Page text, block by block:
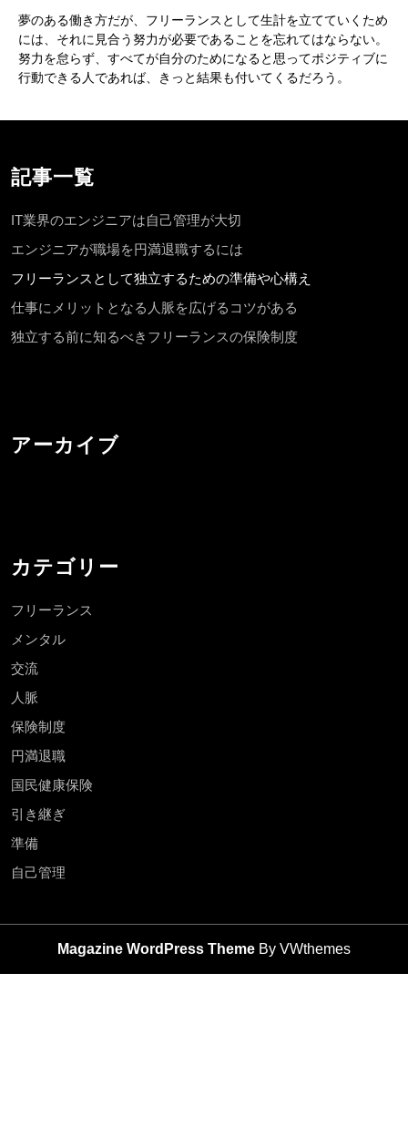
夢のある働き方だが、フリーランスとして生計を立てていくため
には、それに見合う努力が必要であることを忘れてはならない。
努力を怠らず、すべてが自分のためになると思ってポジティブに
行動できる人であれば、きっと結果も付いてくるだろう。
記事一覧
IT業界のエンジニアは自己管理が大切
エンジニアが職場を円満退職するには
フリーランスとして独立するための準備や心構え
仕事にメリットとなる人脈を広げるコツがある
独立する前に知るべきフリーランスの保険制度
アーカイブ
カテゴリー
フリーランス
メンタル
交流
人脈
保険制度
円満退職
国民健康保険
引き継ぎ
準備
自己管理
Magazine WordPress Theme By VWthemes